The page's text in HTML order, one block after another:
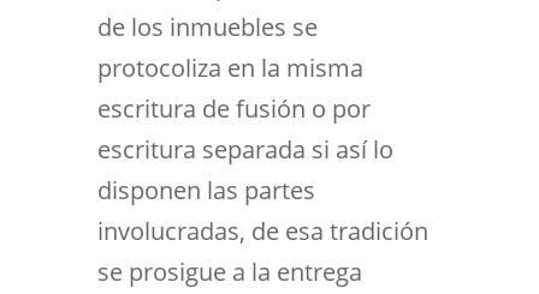
de los inmuebles se
protocoliza en la misma
escritura de fusión o por
escritura separada si así lo
disponen las partes
involucradas, de esa tradición
se prosigue a la entrega